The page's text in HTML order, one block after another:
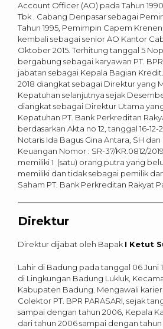
Account Officer (AO) pada Tahun
Tbk . Cabang Denpasar sebagai
Tahun 1995, Pemimpin Capem
kembali sebagai senior AO Kantor
Oktober 2015. Terhitung tanggal 5
bergabung sebagai karyawan PT.
jabatan sebagai Kepala Bagian
2018 diangkat sebagai Direktur yang
Kepatuhan selanjutnya sejak
diangkat sebagai Direktur Utama
Kepatuhan PT. Bank Perkreditan
berdasarkan Akta no 12, tanggal 16-
Notaris Ida Bagus Gina Antara, SH
Keuangan Nomor : SR-37/KR.0812/
memiliki 1 (satu) orang putra yang
memiliki dan tidak sebagai pemilik
Saham PT. Bank Perkreditan Rakyat
Direktur
Direktur dijabat oleh Bapak I Ketut
Lahir di Badung pada tanggal 06 Juni
di Lingkungan Badung Lukluk,
Kabupaten Badung. Mengawali
Colektor PT. BPR PARASARI, sejak
sampai dengan tahun 2006, Kepala
dari tahun 2006 sampai dengan tahun